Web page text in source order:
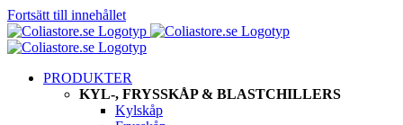
Fortsätt till innehållet
PRODUKTER
KYL-, FRYSSKÅP & BLASTCHILLERS
Kylskåp